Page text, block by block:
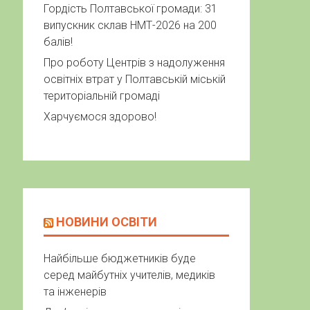
Гордість Полтавської громади: 31
випускник склав НМТ-2026 на 200
балів!
Про роботу Центрів з надолуження
освітніх втрат у Полтавській міській
територіальній громаді
Харчуємося здорово!
НОВИНИ ОСВІТИ
Найбільше бюджетників буде
серед майбутніх учителів, медиків
та інженерів